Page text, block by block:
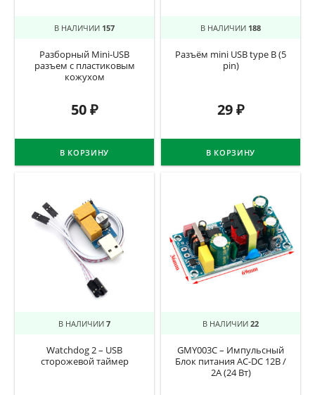
В НАЛИЧИИ 157
Разборный Mini-USB
разъем с пластиковым
кожухом
50₽
В КОРЗИНУ
В НАЛИЧИИ 188
Разъём mini USB type B (5
pin)
29₽
В КОРЗИНУ
В НАЛИЧИИ 7
Watchdog 2 – USB
сторожевой таймер
В НАЛИЧИИ 22
GMY003C – Импульсный
Блок питания AC-DC 12В /
2А (24 Вт)